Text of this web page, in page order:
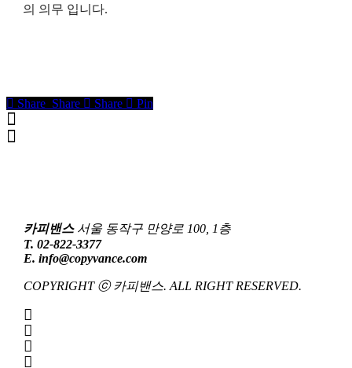
의 의무 입니다.
Share
Share Share Share Pin
카피밴스서울 동작구 만양로 100, 1층
T. 02-822-3377
E. info@copyvance.com
COPYRIGHT ⓒ 카피밴스. ALL RIGHT RESERVED.